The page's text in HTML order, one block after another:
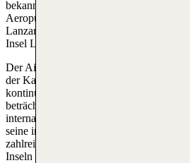
bekannt, trägt den IATA-Code ACE.
Aeropuerto de Arrecife bekannt, nach
Lanzarote. Er befindet sich in der
Insel Lanzarote, die Teil der spanischen
Der Airport Lanzarote spielt eine
der Kanarischen Inseln und hat sich im
kontinuierlich weiterentwickelt. Er
beträchtliche Fläche, um den
internationalen Flugverkehrs gerecht zu
seine internationalen Verbindungen
zahlreichen europäischen Zielen sowie
Inseln an.